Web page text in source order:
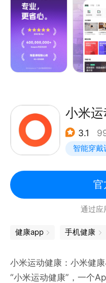
动都更清晰、更有反馈。
你是否也常遇这些运动
配、训练记录繁琐、跑
口难把控？
万节精品课程覆盖全训
练；
专业工具支持健身房训
AI 语音互动跑全程反馈
吃练睡数据整合解析输
体能；
拍照识热量，轻松管控
及一站式数据平台，同
动需求。
小米
3.1
智能穿戴
官
通过应
健康app 手机健康
小米运动健康：小米健
“小米运动健康”，一个